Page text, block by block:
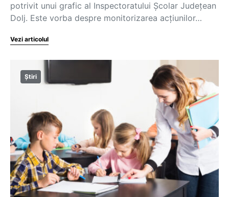
potrivit unui grafic al Inspectoratului Școlar Județean
Dolj. Este vorba despre monitorizarea acțiunilor…
Vezi articolul
Știri